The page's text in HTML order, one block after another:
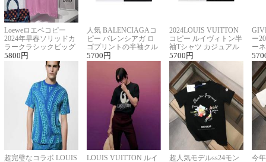
Loeweロエベコピー
2024年早春ソリッドカ
ラークラシックビッグ
ロゴ刺繍Tシャツ
5800 円
人気 BALENCIAGAコ
ピー バレンシアガ ロ
ゴプリントの半袖クル
ーネックTシャツ
5700 円
2024LOUIS VUITTON
コピー ルイヴィトン半
袖Tシャツ カジュアル
に馴染む 2色展開
5700 円
ー
ー
ー
超完璧なコラボ LOUIS
LOUIS VUITTON ルイ
超人気モデルss24モン
今